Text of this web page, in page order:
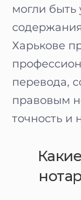
могли быть
Харькове
перевода,
правовым
точность и